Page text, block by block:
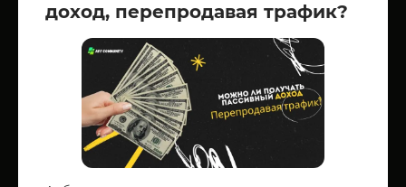
доход, перепродавая трафик?